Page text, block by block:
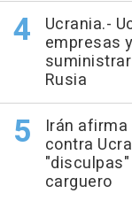
Ucrania.-
empresas
Rusia
Irán
contra
carguero